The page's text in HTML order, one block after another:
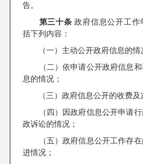
告。
第三十条 政府信息公开工作
括下列内容：
（一）主动公开政府信息的情
（二）依申请公开政府信息和
息的情况；
（三）政府信息公开的收费及
（四）因政府信息公开申请行
政诉讼的情况；
（五）政府信息公开工作存在
进情况；